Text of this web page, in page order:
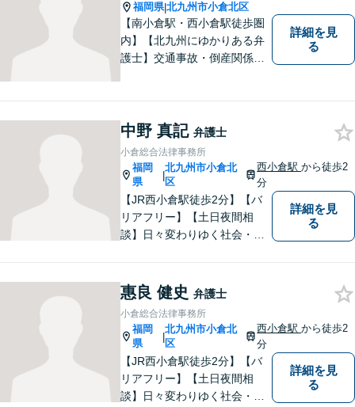
福岡県|北九州市小倉北区
【南小倉駅・西小倉駅徒歩圏
内】【北九州にゆかりある弁
護士】交通事故・倒産関係・
本質把握から解決に至るまで
懇切丁寧に対応します！【宅
建士資格あり】
詳細を見
る
中野 真記 弁護士
小倉総合法律事務所
福岡
県
|
北九州市小倉北
区
西小倉駅から徒歩2
分
【JR西小倉駅徒歩2分】【バ
リアフリー】【土日夜間相
談】日々変わりゆく社会・法
だける良質なリーガルサービ
スを提供できるよう日々研鑽
に努めてまいります。お気軽
にご相談ください。
詳細を見
る
惠良 健史 弁護士
小倉総合法律事務所
福岡
県
|
北九州市小倉北
区
西小倉駅から徒歩2
分
【JR西小倉駅徒歩2分】【バ
リアフリー】【土日夜間相
談】日々変わりゆく社会・法
詳細を見
る